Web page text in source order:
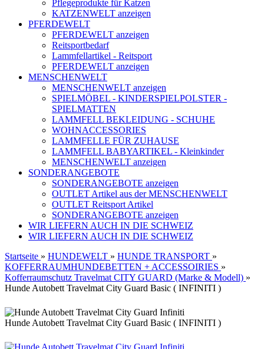
Pflegeprodukte für Katzen
KATZENWELT anzeigen
PFERDEWELT
PFERDEWELT anzeigen
Reitsportbedarf
Lammfellartikel - Reitsport
PFERDEWELT anzeigen
MENSCHENWELT
MENSCHENWELT anzeigen
SPIELMÖBEL - KINDERSPIELPOLSTER -
SPIELMATTEN
LAMMFELL BEKLEIDUNG - SCHUHE
WOHNACCESSORIES
LAMMFELLE FÜR ZUHAUSE
LAMMFELL BABYARTIKEL - Kleinkinder
MENSCHENWELT anzeigen
SONDERANGEBOTE
SONDERANGEBOTE anzeigen
OUTLET Artikel aus der MENSCHENWELT
OUTLET Reitsport Artikel
SONDERANGEBOTE anzeigen
WIR LIEFERN AUCH IN DIE SCHWEIZ
WIR LIEFERN AUCH IN DIE SCHWEIZ
Startseite » HUNDEWELT » HUNDE TRANSPORT »
KOFFERRAUMHUNDEBETTEN + ACCESSOIRIES »
Kofferraumschutz Travelmat CITY GUARD (Marke & Modell) »
Hunde Autobett Travelmat City Guard Basic ( INFINITI )
Hunde Autobett Travelmat City Guard Basic ( INFINITI )